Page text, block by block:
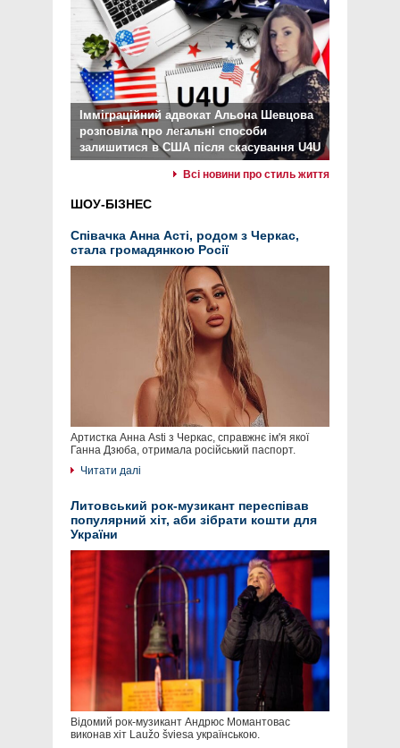
Імміграційний адвокат Альона Шевцова
розповіла про легальні способи
залишитися в США після скасування U4U
Всі новини про стиль життя
ШОУ-БІЗНЕС
Співачка Анна Асті, родом з Черкас,
стала громадянкою Росії
Артистка Анна Asti з Черкас, справжнє ім'я якої
Ганна Дзюба, отримала російський паспорт.
Читати далі
Литовський рок-музикант переспівав
популярний хіт, аби зібрати кошти для
України
Відомий рок-музикант Андрюс Момантовас
виконав хіт Laužo šviesa українською.